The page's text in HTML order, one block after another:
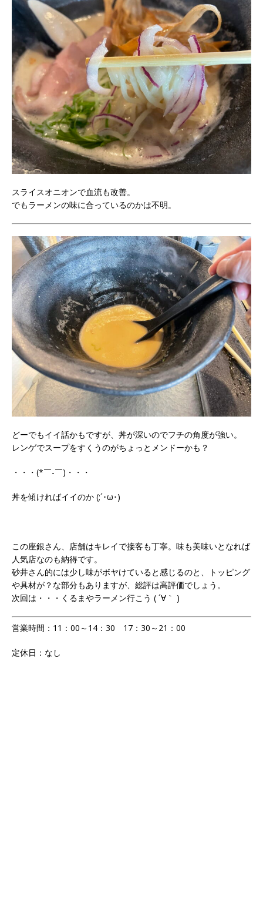
スライスオニオンで血流も改善。
でもラーメンの味に合っているのかは不明。
どーでもイイ話かもですが、丼が深いのでフチの角度が強い。
レンゲでスープをすくうのがちょっとメンドーかも？
・・・(*￣-￣)・・・
丼を傾ければイイのか (;´･ω･)
この座銀さん、店舗はキレイで接客も丁寧。味も美味いとなれば
人気店なのも納得です。
砂井さん的には少し味がボヤけていると感じるのと、トッピング
や具材が？な部分もありますが、総評は高評価でしょう。
次回は・・・くるまやラーメン行こう ( ´∀｀ )
営業時間：11：00～14：30 17：30～21：00
定休日：なし